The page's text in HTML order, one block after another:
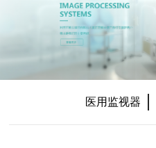
医用监视器